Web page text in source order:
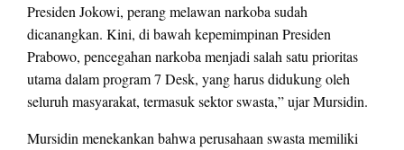
Presiden Jokowi, perang melawan narkoba sudah
dicanangkan. Kini, di bawah kepemimpinan Presiden
Prabowo, pencegahan narkoba menjadi salah satu prioritas
utama dalam program 7 Desk, yang harus didukung oleh
seluruh masyarakat, termasuk sektor swasta,” ujar Mursidin.
Mursidin menekankan bahwa perusahaan swasta memiliki